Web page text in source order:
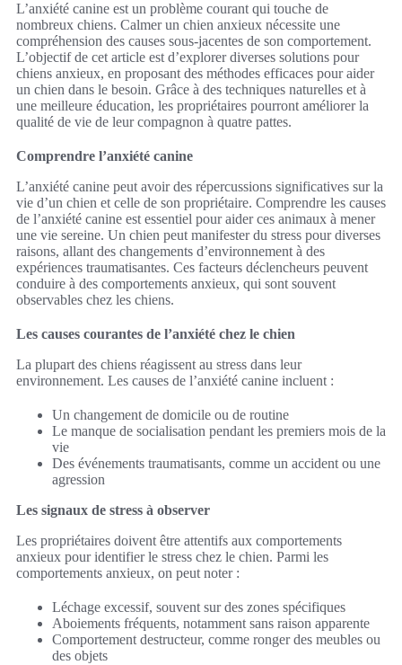
L’anxiété canine est un problème courant qui touche de
nombreux chiens. Calmer un chien anxieux nécessite une
compréhension des causes sous-jacentes de son comportement.
L’objectif de cet article est d’explorer diverses solutions pour
chiens anxieux, en proposant des méthodes efficaces pour aider
un chien dans le besoin. Grâce à des techniques naturelles et à
une meilleure éducation, les propriétaires pourront améliorer la
qualité de vie de leur compagnon à quatre pattes.
Comprendre l’anxiété canine
L’anxiété canine peut avoir des répercussions significatives sur la
vie d’un chien et celle de son propriétaire. Comprendre les causes
de l’anxiété canine est essentiel pour aider ces animaux à mener
une vie sereine. Un chien peut manifester du stress pour diverses
raisons, allant des changements d’environnement à des
expériences traumatisantes. Ces facteurs déclencheurs peuvent
conduire à des comportements anxieux, qui sont souvent
observables chez les chiens.
Les causes courantes de l’anxiété chez le chien
La plupart des chiens réagissent au stress dans leur
environnement. Les causes de l’anxiété canine incluent :
Un changement de domicile ou de routine
Le manque de socialisation pendant les premiers mois de la
vie
Des événements traumatisants, comme un accident ou une
agression
Les signaux de stress à observer
Les propriétaires doivent être attentifs aux comportements
anxieux pour identifier le stress chez le chien. Parmi les
comportements anxieux, on peut noter :
Léchage excessif, souvent sur des zones spécifiques
Aboiements fréquents, notamment sans raison apparente
Comportement destructeur, comme ronger des meubles ou
des objets